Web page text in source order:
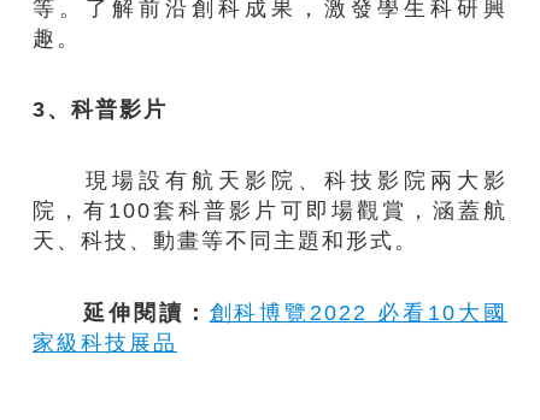
等。了解前沿創科成果，激發學生科研興
趣。
3、科普影片
現場設有航天影院、科技影院兩大影
院，有100套科普影片可即場觀賞，涵蓋航
天、科技、動畫等不同主題和形式。
延伸閱讀： 創科博覽2022 必看10大國
家級科技展品